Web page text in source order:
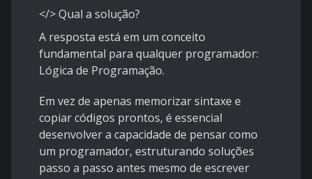
</> Qual a solução?
A resposta está em um conceito
fundamental para qualquer programador:
Lógica de Programação.
Em vez de apenas memorizar sintaxe e
copiar códigos prontos, é essencial
desenvolver a capacidade de pensar como
um programador, estruturando soluções
passo a passo antes mesmo de escrever